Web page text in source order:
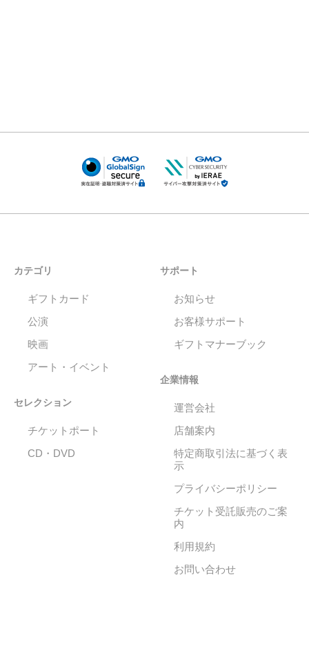
カテゴリ
ギフトカード
公演
映画
アート・イベント
セレクション
チケットポート
CD・DVD
サポート
お知らせ
お客様サポート
ギフトマナーブック
企業情報
運営会社
店舗案内
特定商取引法に基づく表
示
プライバシーポリシー
チケット受託販売のご案
内
利用規約
お問い合わせ